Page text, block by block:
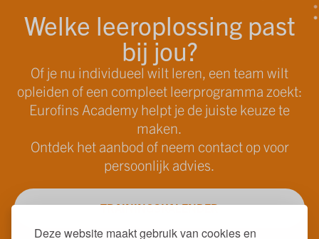
Deze website maakt gebruik van cookies en
Welke leeroplossing past
bij jou?
Of je nu individueel wilt leren, een team wilt
opleiden of een compleet leerprogramma zoekt:
Eurofins Academy helpt je de juiste keuze te
maken.
Ontdek het aanbod of neem contact op voor
persoonlijk advies.
TRAININGSKALENDER